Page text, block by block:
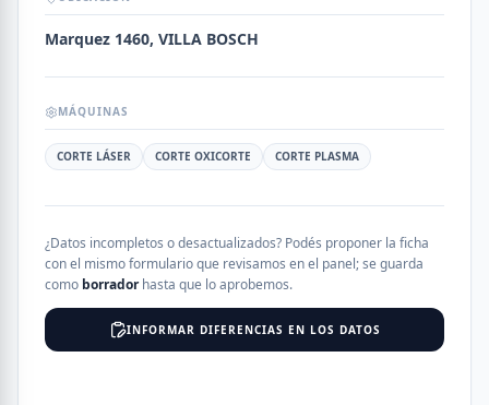
Marquez 1460, VILLA BOSCH
MÁQUINAS
CORTE LÁSER CORTE OXICORTE CORTE PLASMA
¿Datos incompletos o desactualizados? Podés proponer la ficha
con el mismo formulario que revisamos en el panel; se guarda
como borradorhasta que lo aprobemos.
INFORMAR DIFERENCIAS EN LOS DATOS